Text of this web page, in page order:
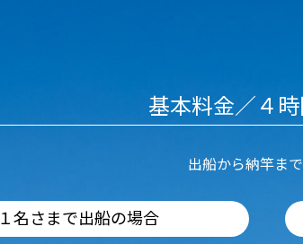
基本料金／４
出船から納竿ま
１名さまで出船の場合